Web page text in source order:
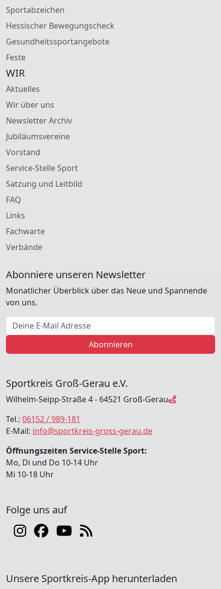
Sportabzeichen
Hessischer Bewegungscheck
Gesundheitssportangebote
Feste
WIR
Aktuelles
Wir über uns
Newsletter Archiv
Jubiläumsvereine
Vorstand
Service-Stelle Sport
Satzung und Leitbild
FAQ
Links
Fachwarte
Verbände
Abonniere unseren Newsletter
Monatlicher Überblick über das Neue und Spannende
von uns.
E-Mail Adresse
Abonnieren
Sportkreis Groß-Gerau e.V.
Wilhelm-Seipp-Straße 4 - 64521 Groß-Gerau
Tel.: 06152 / 989-181
E-Mail: info@sportkreis-gross-gerau.de
Öffnungszeiten Service-Stelle Sport:
Mo, Di und Do 10-14 Uhr
Mi 10-18 Uhr
Folge uns auf
Unsere Sportkreis-App herunterladen